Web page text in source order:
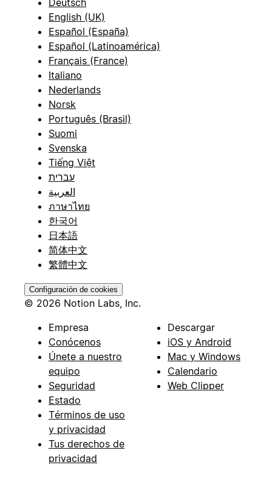
English (UK)
Español (España)
Español (Latinoamérica)
Français (France)
Italiano
Nederlands
Norsk
Português (Brasil)
Suomi
Svenska
Tiếng Việt
עברית
العربية
ภาษาไทย
한국어
日本語
简体中文
繁體中文
Configuración de cookies
© 2026 Notion Labs, Inc.
Empresa
Conócenos
Únete a nuestro
equipo
Seguridad
Estado
Términos de uso
y privacidad
Tus derechos de
privacidad
Descargar
iOS y Android
Mac y Windows
Calendario
Web Clipper